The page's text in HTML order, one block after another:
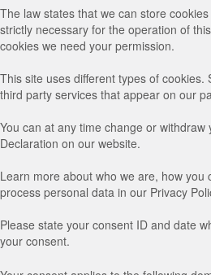
The law states that we can store
strictly necessary for the operation of
cookies we need your permission.
This site uses different types of cookies.
third party services that appear on our
You can at any time change or
Declaration on our website.
Learn more about who we are, how you
process personal data in our Privacy
Please state your consent ID and date
your consent.